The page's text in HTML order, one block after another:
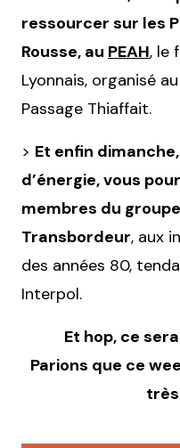
ressourcer sur les
Rousse, au PEAH, le
Lyonnais, organisé
Passage Thiaffait.
> Et enfin
d’énergie, vous
membres du
Transbordeur, aux
des années 80,
Interpol.
Et hop, ce
Parions que ce